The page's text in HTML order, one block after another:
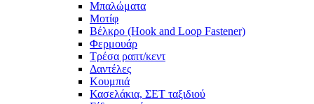
Μπαλώματα
Mοτίφ
Βέλκρο (Hook and Loop Fastener)
Φερμουάρ
Τρέσα ραπτ/κεντ
Δαντέλες
Κουμπιά
Κασελάκια, ΣΕΤ ταξιδιού